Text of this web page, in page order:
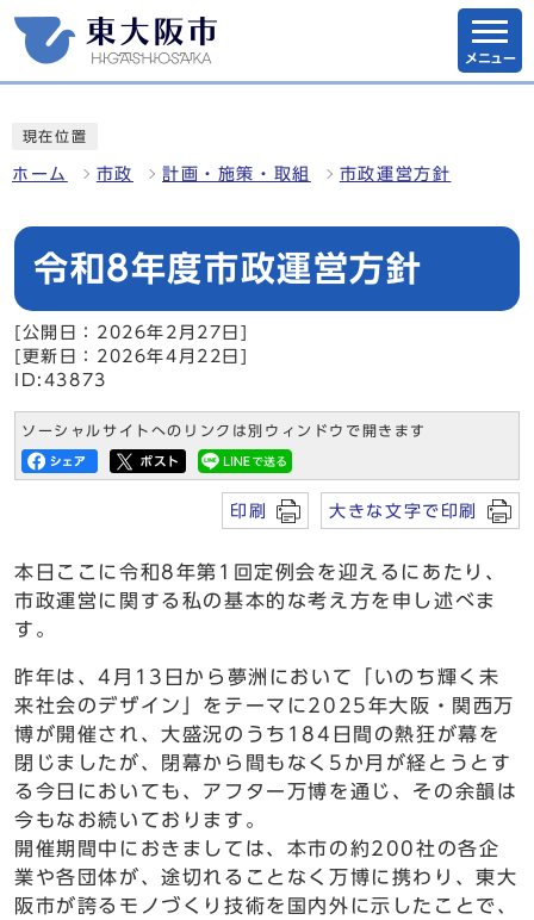
メニュー
現在位置
ホーム 市政 計画・施策・取組 市政運営方針
令和8年度市政運営方針
[公開日：2026年2月27日]
[更新日：2026年4月22日]
ID:43873
ソーシャルサイトへのリンクは別ウィンドウで開きます
印刷 大きな文字で印刷
本日ここに令和8年第1回定例会を迎えるにあたり、
市政運営に関する私の基本的な考え方を申し述べま
す。
昨年は、4月13日から夢洲において「いのち輝く未
来社会のデザイン」をテーマに2025年大阪・関西万
博が開催され、大盛況のうち184日間の熱狂が幕を
閉じましたが、閉幕から間もなく5か月が経とうとす
る今日においても、アフター万博を通じ、その余韻は
今もなお続いております。
開催期間中におきましては、本市の約200社の各企
業や各団体が、途切れることなく万博に携わり、東大
阪市が誇るモノづくり技術を国内外に示したことで、